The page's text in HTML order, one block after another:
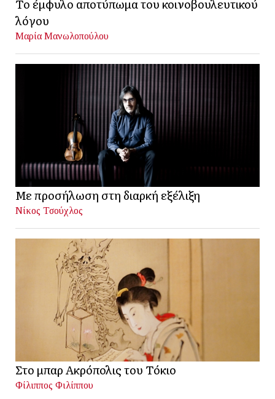
Το έμφυλο αποτύπωμα του κοινοβουλευτικού
λόγου
Μαρία Μανωλοπούλου
Με προσήλωση στη διαρκή εξέλιξη
Νίκος Τσούχλος
Στο μπαρ Ακρόπολις του Τόκιο
Φίλιππος Φιλίππου